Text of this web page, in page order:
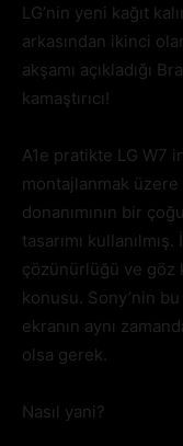
LG’nin yeni kağıt
arkasından ikinci
akşamı açıkladığı
kamaştırıcı!
A1e pratikte LG W7
montajlanmak
donanımının bir
tasarımı
çözünürlüğü ve göz
konusu. Sony’nin
ekranın aynı
olsa gerek.
Nasıl yani?